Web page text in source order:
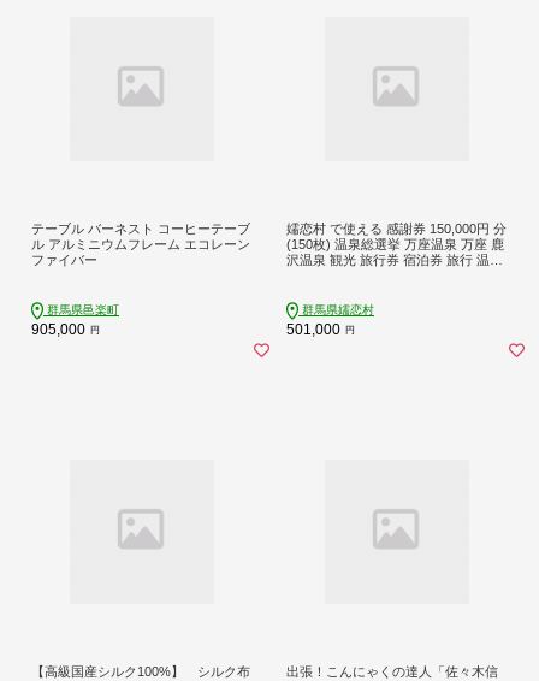
テーブル バーネスト コーヒーテーブ
ル アルミニウムフレーム エコレーン
ファイバー
群馬県邑楽町
905,000 円
嬬恋村 で使える 感謝券 150,000円 分
(150枚) 温泉総選挙 万座温泉 万座 鹿
沢温泉 観光 旅行券 宿泊券 旅行 温泉
ギ 北軽井沢エリア 関東 150000円 ク
ーポン チケット 国内旅行 お泊り 日
帰り 観光地応援 [AO012tu]
群馬県嬬恋村
501,000 円
【高級国産シルク100%】 シルク布
出張！こんにゃくの達人「佐々木信